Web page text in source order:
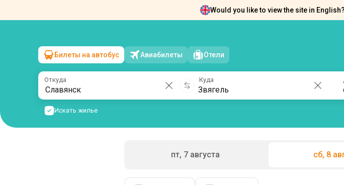
Would you like to view the site in English?
Славянск→Звягель
сб, 8 августа/1 пассажир
Билеты на автобус Авиабилеты Отели
Откуда Куда
Искать жилье
пт, 7 августа сб, 8